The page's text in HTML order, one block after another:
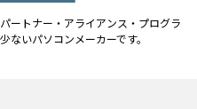
ートナー・アライアンス・プログラ
ないパソコンメーカーです。